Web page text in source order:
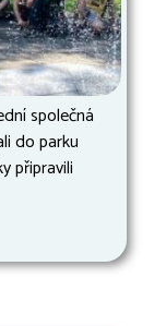
společná
do parku
připravili